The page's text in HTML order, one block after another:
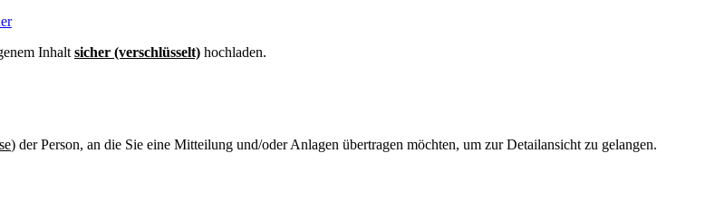
Inhalt sicher (verschlüsselt) hochladen.
) der Person, an die Sie eine Mitteilung und/oder Anlagen übertragen möchten, um zur Detailansicht zu gelangen.